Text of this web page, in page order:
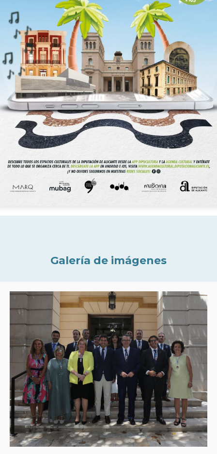
Galería de imágenes